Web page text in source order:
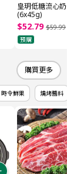
皇玥低糖流心奶
(6x45g)
$52.79 $59.99
預購
購買更多
時令鮮果 燒烤醬料